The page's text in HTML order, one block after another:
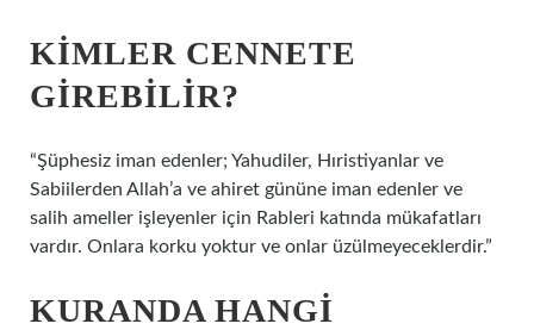
KIMLER CENNETE
GIREBILIR?
“Şüphesiz iman edenler; Yahudiler, Hıristiyanlar ve
Sabiilerden Allah’a ve ahiret gününe iman edenler ve
salih ameller işleyenler için Rableri katında mükafatları
vardır. Onlara korku yoktur ve onlar üzülmeyeceklerdir.”
KURANDA HANGI